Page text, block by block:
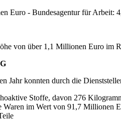
Euro - Bundesagentur für
von über 1,1 Millionen Euro im
Jahr konnten durch die
Stoffe, davon 276
Waren im Wert von 91,7